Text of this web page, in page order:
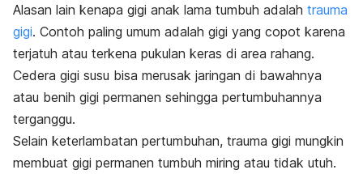
Alasan lain kenapa gigi anak lama tumbuh adalah trauma
gigi. Contoh paling umum adalah gigi yang copot karena
terjatuh atau terkena pukulan keras di area rahang.
Cedera gigi susu bisa merusak jaringan di bawahnya
atau benih gigi permanen sehingga pertumbuhannya
terganggu.
Selain keterlambatan pertumbuhan, trauma gigi mungkin
membuat gigi permanen tumbuh miring atau tidak utuh.